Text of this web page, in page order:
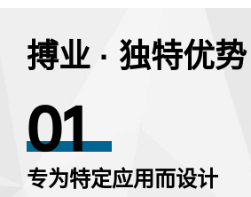
搏业 · 独特优势
01
专为特定应用而设计